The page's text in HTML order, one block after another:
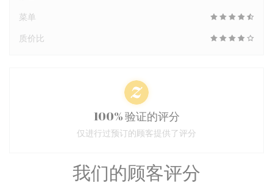
我们的顾客评分
菜单
质价比
100% 验证的评分
仅进行过预订的顾客提供了评分